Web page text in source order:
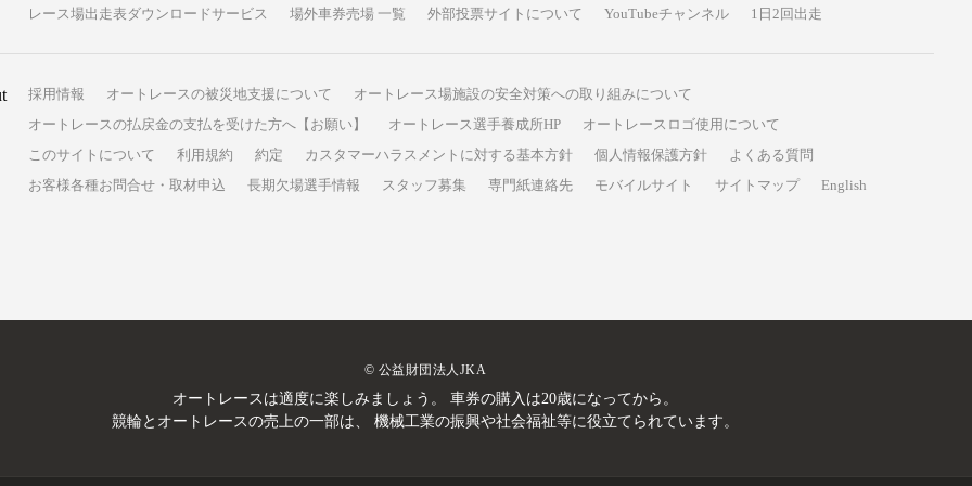
レース場出走表ダウンロードサービス 場外車券売場 一覧 外部投票サイトについて YouTubeチャンネル 1日2回出走
採用情報 オートレースの被災地支援について
オートレース場施設の安全対策への取り組みについて
オートレースの払戻金の支払を受けた方へ【お願い】
オートレース選手養成所HP
オートレースロゴ使用について
このサイトについて
利用規約 約定 カスタマーハラスメントに対する基本方針 個人情報保護方針
よくある質問
お客様各種お問合せ・取材申込
長期欠場選手情報 スタッフ募集 専門紙連絡先 モバイルサイト サイトマップ English
© 公益財団法人JKA
オートレースは適度に楽しみましょう。
車券の購入は20歳になってから。
競輪とオートレースの売上の一部は、
機械工業の振興や社会福祉等に役立てられています。